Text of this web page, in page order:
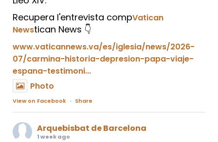
Recupera l'entrevista compVatican
Newstican News 👇
www.vaticannews.va/es/iglesia/news/2026-
07/carmina-historia-depresion-papa-viaje-
espana-testimoni...
Photo
View on Facebook · Share
Arquebisbat de Barcelona
1 week ago